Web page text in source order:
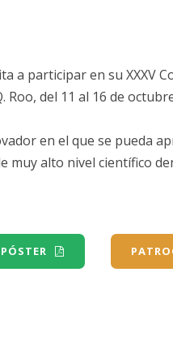
a participar en su XXXV
Roo, del 11 al 16 de
en el que se pueda
muy alto nivel científico